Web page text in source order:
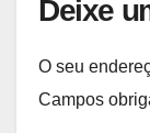
Deixe
O seu
Campos